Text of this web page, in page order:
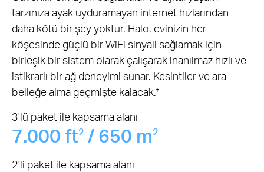
tarzınıza ayak uyduramayan internet hızlarından
daha kötü bir şey yoktur. Halo, evinizin her
köşesinde güçlü bir WiFi sinyali sağlamak için
birleşik bir sistem olarak çalışarak inanılmaz hızlı ve
istikrarlı bir ağ deneyimi sunar. Kesintiler ve ara
belleğe alma geçmişte kalacak.†
3'lü paket ile kapsama alanı
7.000 ft2 / 650 m2
2'li paket ile kapsama alanı